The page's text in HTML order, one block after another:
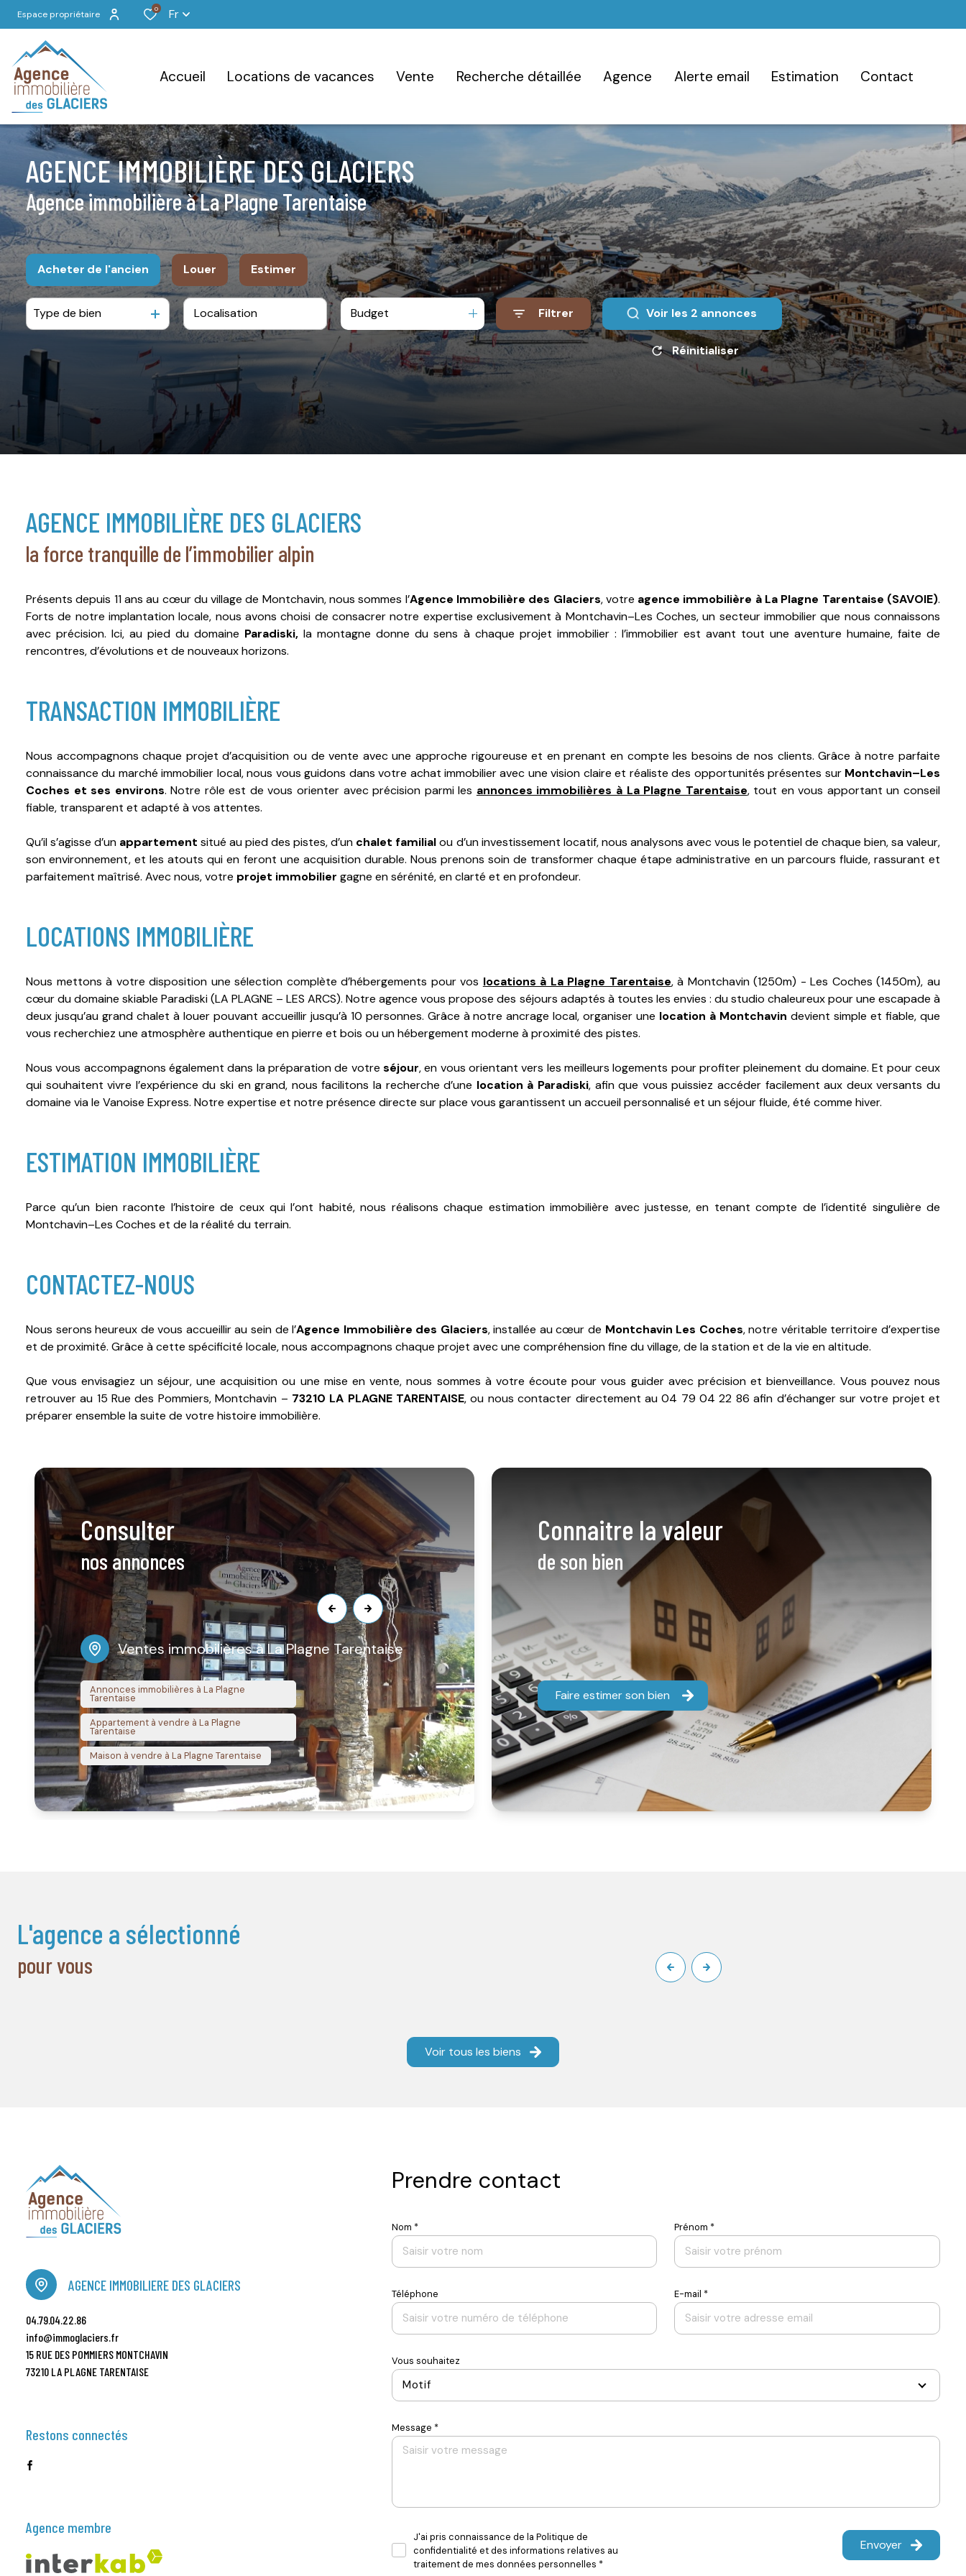
Espace propriétaire
0 Fr
accueil locations de vacances vente recherche détaillée agence alerte email estimation contact
AGENCE IMMOBILIÈRE DES GLACIERS
Agence immobilière à La Plagne Tarentaise
Acheter de l'ancien
De l'ancien
Louer Estimer
Type de bien Budget Filtrer Voir les 2 annonces
Réinitialiser
AGENCE IMMOBILIÈRE DES GLACIERS
la force tranquille de l’immobilier alpin
Présents depuis 11 ans au cœur du village de Montchavin, nous sommes l’Agence Immobilière des Glaciers, votre agence immobilière à La Plagne Tarentaise (SAVOIE).
Forts de notre implantation locale, nous avons choisi de consacrer notre expertise exclusivement à Montchavin–Les Coches, un secteur immobilier que nous connaissons
avec précision. Ici, au pied du domaine Paradiski, la montagne donne du sens à chaque projet immobilier : l’immobilier est avant tout une aventure humaine, faite de
rencontres, d’évolutions et de nouveaux horizons.
TRANSACTION IMMOBILIÈRE
Nous accompagnons chaque projet d’acquisition ou de vente avec une approche rigoureuse et en prenant en compte les besoins de nos clients. Grâce à notre parfaite
connaissance du marché immobilier local, nous vous guidons dans votre achat immobilier avec une vision claire et réaliste des opportunités présentes sur Montchavin–Les
Coches et ses environs. Notre rôle est de vous orienter avec précision parmi les annonces immobilières à La Plagne Tarentaise, tout en vous apportant un conseil
fiable, transparent et adapté à vos attentes.
Qu’il s’agisse d’un appartement situé au pied des pistes, d’un chalet familialou d’un investissement locatif, nous analysons avec vous le potentiel de chaque bien, sa valeur,
son environnement, et les atouts qui en feront une acquisition durable. Nous prenons soin de transformer chaque étape administrative en un parcours fluide, rassurant et
parfaitement maîtrisé. Avec nous, votre projet immobilier gagne en sérénité, en clarté et en profondeur.
LOCATIONS IMMOBILIÈRE
Nous mettons à votre disposition une sélection complète d’hébergements pour vos locations à La Plagne Tarentaise, à Montchavin (1250m) - Les Coches (1450m), au
cœur du domaine skiable Paradiski (LA PLAGNE – LES ARCS). Notre agence vous propose des séjours adaptés à toutes les envies : du studio chaleureux pour une escapade à
deux jusqu’au grand chalet à louer pouvant accueillir jusqu’à 10 personnes. Grâce à notre ancrage local, organiser une location à Montchavin devient simple et fiable, que
vous recherchiez une atmosphère authentique en pierre et bois ou un hébergement moderne à proximité des pistes.
Nous vous accompagnons également dans la préparation de votre séjour, en vous orientant vers les meilleurs logements pour profiter pleinement du domaine. Et pour ceux
qui souhaitent vivre l’expérience du ski en grand, nous facilitons la recherche d’une location à Paradiski, afin que vous puissiez accéder facilement aux deux versants du
domaine via le Vanoise Express. Notre expertise et notre présence directe sur place vous garantissent un accueil personnalisé et un séjour fluide, été comme hiver.
ESTIMATION IMMOBILIÈRE
Parce qu’un bien raconte l’histoire de ceux qui l’ont habité, nous réalisons chaque estimation immobilière avec justesse, en tenant compte de l’identité singulière de
Montchavin–Les Coches et de la réalité du terrain.
CONTACTEZ-NOUS
Nous serons heureux de vous accueillir au sein de l’Agence Immobilière des Glaciers, installée au cœur de Montchavin Les Coches, notre véritable territoire d’expertise
et de proximité. Grâce à cette spécificité locale, nous accompagnons chaque projet avec une compréhension fine du village, de la station et de la vie en altitude.
Que vous envisagiez un séjour, une acquisition ou une mise en vente, nous sommes à votre écoute pour vous guider avec précision et bienveillance. Vous pouvez nous
retrouver au 15 Rue des Pommiers, Montchavin – 73210 LA PLAGNE TARENTAISE, ou nous contacter directement au 04 79 04 22 86 afin d’échanger sur votre projet et
préparer ensemble la suite de votre histoire immobilière.
consulter
nos annonces
Ventes immobilières à La Plagne Tarentaise
Annonces immobilières à La Plagne
Tarentaise
Appartement à vendre à La Plagne
Tarentaise
Maison à vendre à La Plagne Tarentaise
Locations immobilières à La Plagne Tarentaise
Annonces de location à La Plagne Tarentaise
Location de maison à La Plagne Tarentaise
Location d'appartement à La Plagne
Tarentaise
connaitre la valeur
de son bien
Faire estimer son bien
l'agence a sélectionné
pour vous
Voir tous les biens
Prendre contact
Nom * Prénom *
Téléphone E-mail *
Vous souhaitez
Motif
Message *
J'ai pris connaissance de la Politique de
confidentialité et des informations relatives au
traitement de mes données personnelles *
Envoyer
AGENCE IMMOBILIERE DES GLACIERS
04.79.04.22.86
info@immoglaciers.fr
15 RUE DES POMMIERS MONTCHAVIN
73210 LA PLAGNE TARENTAISE
Restons connectés
Agence membre